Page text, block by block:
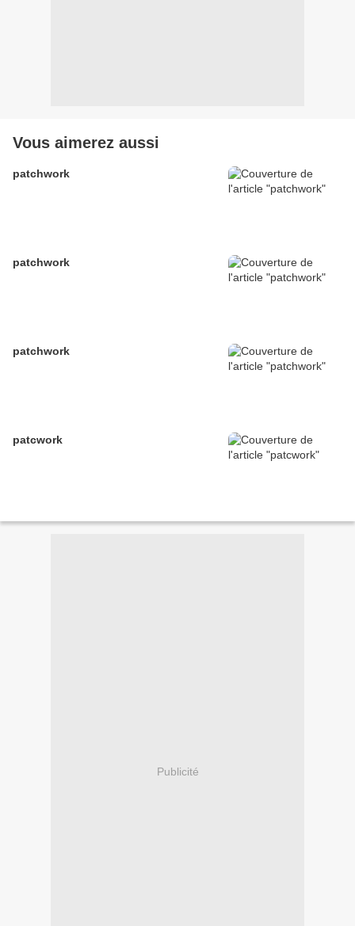
Vous aimerez aussi
patchwork
patchwork
patchwork
patcwork
Publicité